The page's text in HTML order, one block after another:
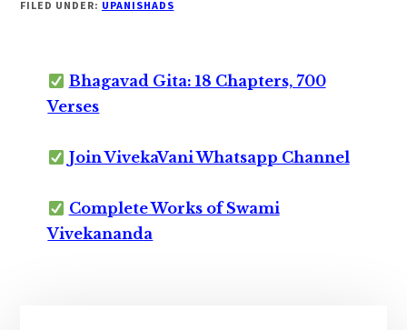
FILED UNDER: UPANISHADS
Bhagavad Gita: 18 Chapters, 700
Verses
Join VivekaVani Whatsapp Channel
Complete Works of Swami
Vivekananda